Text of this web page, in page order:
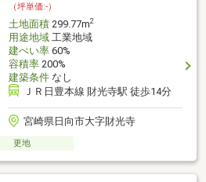
（坪単価:-）
土地面積299.77m2
用途地域工業地域
建ぺい率60%
容積率200%
建築条件なし
ＪＲ日豊本線 財光寺駅 徒歩14分
宮崎県日向市大字財光寺
更地